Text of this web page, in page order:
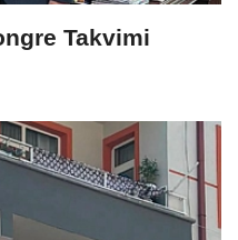
Takvimi